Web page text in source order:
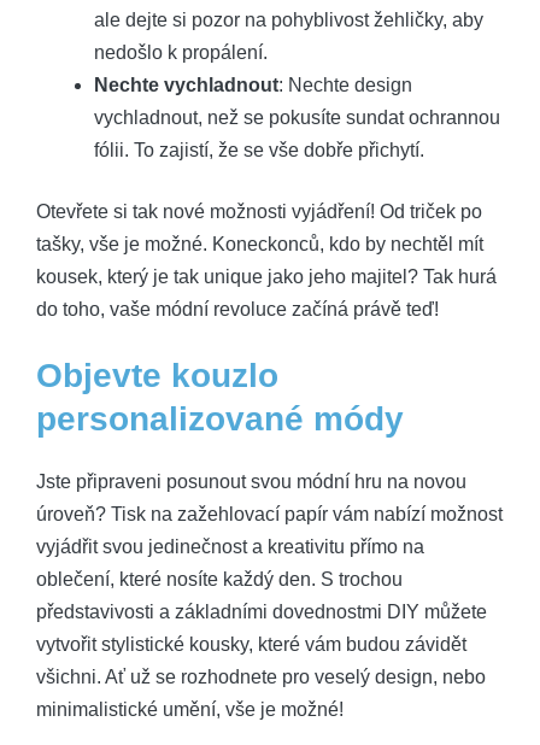
ale dejte si pozor na pohyblivost žehličky, aby
nedošlo k propálení.
Nechte vychladnout: Nechte design
vychladnout, než se pokusíte sundat ochrannou
fólii. To zajistí, že se vše dobře přichytí.
Otevřete si tak nové možnosti vyjádření! Od triček po
tašky, vše je možné. Koneckonců, kdo by nechtěl mít
kousek, který je tak unique jako jeho majitel? Tak hurá
do toho, vaše módní revoluce začíná právě teď!
Objevte kouzlo
personalizované módy
Jste připraveni posunout svou módní hru na novou
úroveň? Tisk na zažehlovací papír vám nabízí možnost
vyjádřit svou jedinečnost a kreativitu přímo na
oblečení, které nosíte každý den. S trochou
představivosti a základními dovednostmi DIY můžete
vytvořit stylistické kousky, které vám budou závidět
všichni. Ať už se rozhodnete pro veselý design, nebo
minimalistické umění, vše je možné!